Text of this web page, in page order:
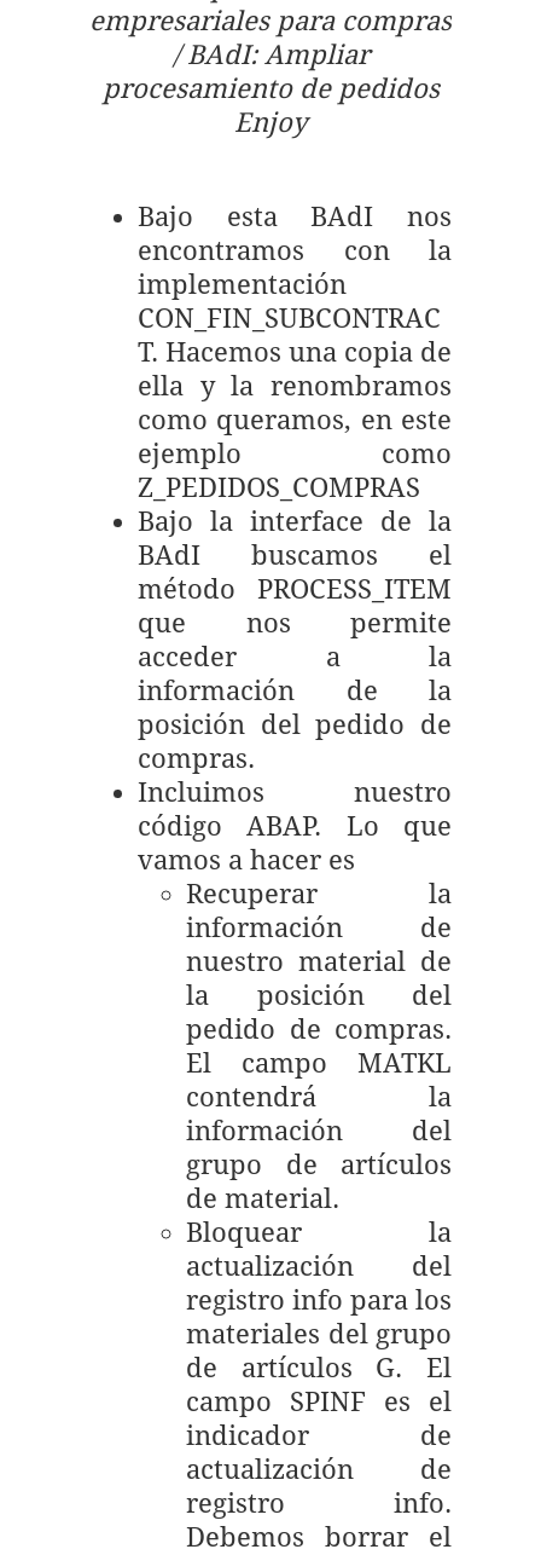
empresariales para compras
/ BAdI: Ampliar
procesamiento de pedidos
Enjoy
Bajo esta BAdI nos
encontramos con la
implementación
CON_FIN_SUBCONTRAC
T. Hacemos una copia de
ella y la renombramos
como queramos, en este
ejemplo como
Z_PEDIDOS_COMPRAS
Bajo la interface de la
BAdI buscamos el
método PROCESS_ITEM
que nos permite
acceder a la
información de la
posición del pedido de
compras.
Incluimos nuestro
código ABAP. Lo que
vamos a hacer es
Recuperar la
información de
nuestro material de
la posición del
pedido de compras.
El campo MATKL
contendrá la
información del
grupo de artículos
de material.
Bloquear la
actualización del
registro info para los
materiales del grupo
de artículos G. El
campo SPINF es el
indicador de
actualización de
registro info.
Debemos borrar el